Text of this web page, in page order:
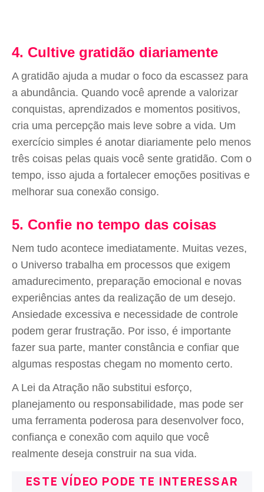
4. Cultive gratidão diariamente
A gratidão ajuda a mudar o foco da escassez para
a abundância. Quando você aprende a valorizar
conquistas, aprendizados e momentos positivos,
cria uma percepção mais leve sobre a vida. Um
exercício simples é anotar diariamente pelo menos
três coisas pelas quais você sente gratidão. Com o
tempo, isso ajuda a fortalecer emoções positivas e
melhorar sua conexão consigo.
5. Confie no tempo das coisas
Nem tudo acontece imediatamente. Muitas vezes,
o Universo trabalha em processos que exigem
amadurecimento, preparação emocional e novas
experiências antes da realização de um desejo.
Ansiedade excessiva e necessidade de controle
podem gerar frustração. Por isso, é importante
fazer sua parte, manter constância e confiar que
algumas respostas chegam no momento certo.
A Lei da Atração não substitui esforço,
planejamento ou responsabilidade, mas pode ser
uma ferramenta poderosa para desenvolver foco,
confiança e conexão com aquilo que você
realmente deseja construir na sua vida.
ESTE VÍDEO PODE TE INTERESSAR